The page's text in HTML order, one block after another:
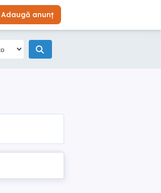
Adaugă anunț